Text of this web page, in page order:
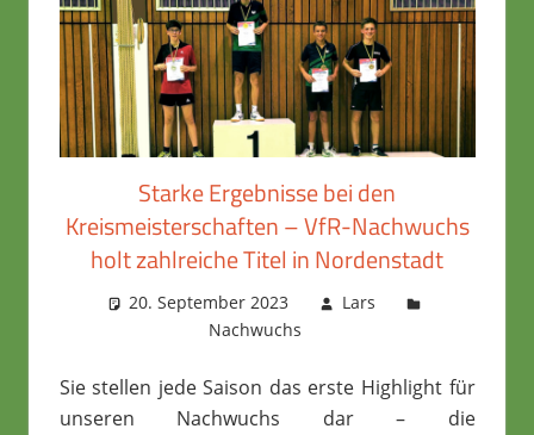
Starke Ergebnisse bei den
Kreismeisterschaften – VfR-Nachwuchs
holt zahlreiche Titel in Nordenstadt
20. September 2023
Lars
Nachwuchs
Sie stellen jede Saison das erste Highlight für
unseren Nachwuchs dar – die